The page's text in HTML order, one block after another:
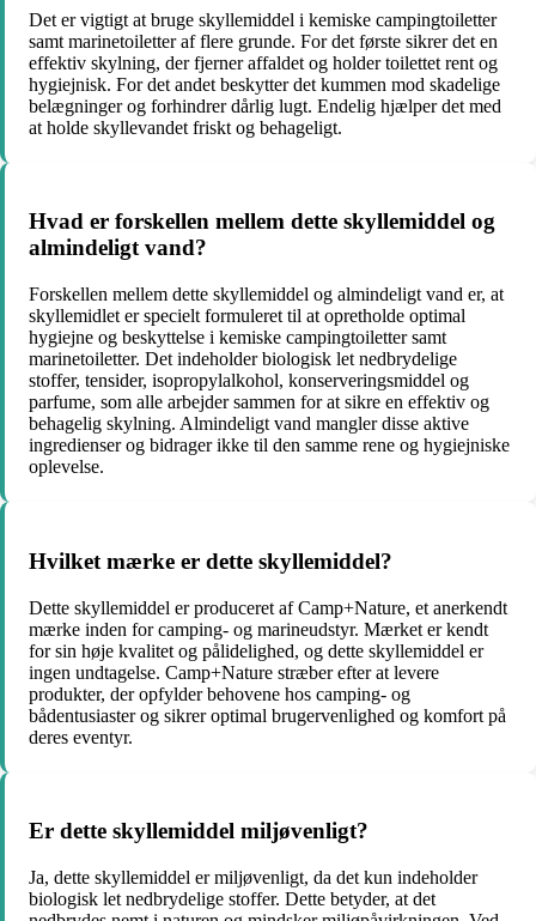
Det er vigtigt at bruge skyllemiddel i kemiske campingtoiletter
samt marinetoiletter af flere grunde. For det første sikrer det en
effektiv skylning, der fjerner affaldet og holder toilettet rent og
hygiejnisk. For det andet beskytter det kummen mod skadelige
belægninger og forhindrer dårlig lugt. Endelig hjælper det med
at holde skyllevandet friskt og behageligt.
Hvad er forskellen mellem dette skyllemiddel og
almindeligt vand?
Forskellen mellem dette skyllemiddel og almindeligt vand er, at
skyllemidlet er specielt formuleret til at opretholde optimal
hygiejne og beskyttelse i kemiske campingtoiletter samt
marinetoiletter. Det indeholder biologisk let nedbrydelige
stoffer, tensider, isopropylalkohol, konserveringsmiddel og
parfume, som alle arbejder sammen for at sikre en effektiv og
behagelig skylning. Almindeligt vand mangler disse aktive
ingredienser og bidrager ikke til den samme rene og hygiejniske
oplevelse.
Hvilket mærke er dette skyllemiddel?
Dette skyllemiddel er produceret af Camp+Nature, et anerkendt
mærke inden for camping- og marineudstyr. Mærket er kendt
for sin høje kvalitet og pålidelighed, og dette skyllemiddel er
ingen undtagelse. Camp+Nature stræber efter at levere
produkter, der opfylder behovene hos camping- og
bådentusiaster og sikrer optimal brugervenlighed og komfort på
deres eventyr.
Er dette skyllemiddel miljøvenligt?
Ja, dette skyllemiddel er miljøvenligt, da det kun indeholder
biologisk let nedbrydelige stoffer. Dette betyder, at det